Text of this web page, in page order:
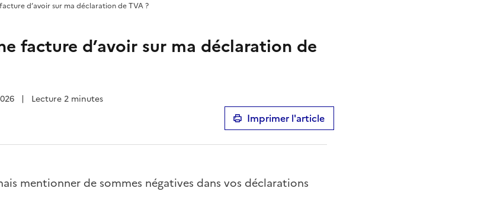
d’avoir sur ma déclaration de TVA ?
facture d’avoir sur ma déclaration de
| Lecture 2 minutes
Imprimer l'article
mentionner de sommes négatives dans vos déclarations